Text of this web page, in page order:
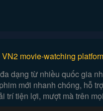
movie-watching
dạng từ nhiều quốc gia
mới nhanh chóng, hỗ
trí tiện lợi, mượt mà trên